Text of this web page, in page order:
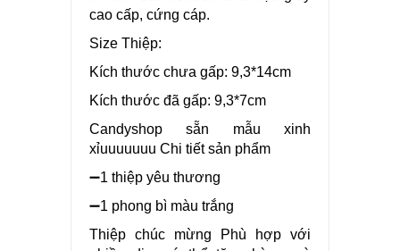
cao cấp, cứng cáp.
Size Thiệp:
Kích thước chưa gấp: 9,3*14cm
Kích thước đã gấp: 9,3*7cm
Candyshop sẵn mẫu xinh
xỉuuuuuuu Chi tiết sản phẩm
➖1 thiệp yêu thương
➖1 phong bì màu trắng
Thiệp chúc mừng Phù hợp với